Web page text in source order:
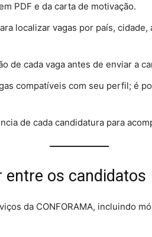
PDF e da carta de motivação.
localizar vagas por país, cidade,
de cada vaga antes de enviar a
compatíveis com seu perfil; é
de cada candidatura para
entre os candidatos
da CONFORAMA, incluindo